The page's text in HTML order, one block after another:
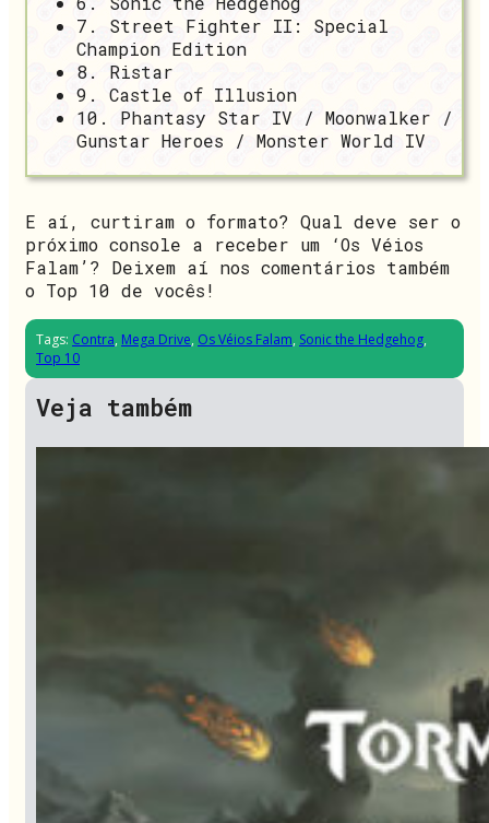
7. Street Fighter II: Special
Champion Edition
8. Ristar
9. Castle of Illusion
10. Phantasy Star IV / Moonwalker /
Gunstar Heroes / Monster World IV
E aí, curtiram o formato? Qual deve ser o
próximo console a receber um ‘Os Véios
Falam’? Deixem aí nos comentários também
o Top 10 de vocês!
Tags: Contra, Mega Drive, Os Véios Falam, Sonic the Hedgehog,
Top 10
Veja também